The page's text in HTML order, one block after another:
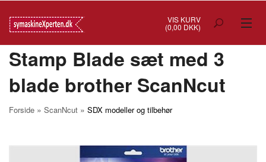
VIS KURV
(0,00 DKK)
TILBUD
SYMASKINER
BRODERIMASKINER
Stamp Blade sæt med 3
blade brother ScanNcut
Forside » ScanNcut » SDX modeller og tilbehør